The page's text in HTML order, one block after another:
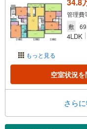
もっと見る
管理費
敷
4LDK
空室状況
さら